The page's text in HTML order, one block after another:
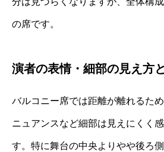
の席です。
演者の表情・細部の見え方
バルコニー席では距離が離れるた
ニュアンスなど細部は見えにくく
す。特に舞台の中央よりやや後ろ